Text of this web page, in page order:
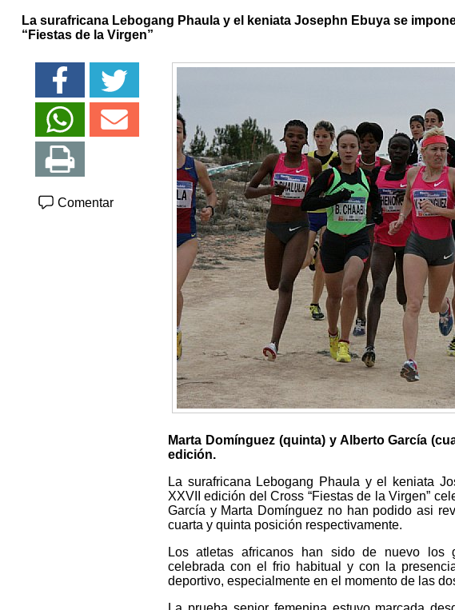
La surafricana Lebogang Phaula y el keniata Josephn Ebuya se
“Fiestas de la Virgen”
Comentar
Marta Domínguez (quinta) y Alberto García
edición.
La surafricana Lebogang Phaula y el keniata
XXVII edición del Cross “Fiestas de la Virgen”
García y Marta Domínguez no han podido asi
cuarta y quinta posición respectivamente.
Los atletas africanos han sido de nuevo los
celebrada con el frio habitual y con la
deportivo, especialmente en el momento de las